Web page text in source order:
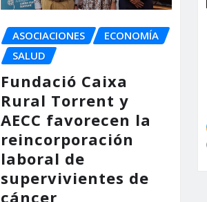
ASOCIACIONES
ECONOMÍA
SALUD
Fundació Caixa
Rural Torrent y
AECC favorecen la
reincorporación
laboral de
supervivientes de
cáncer